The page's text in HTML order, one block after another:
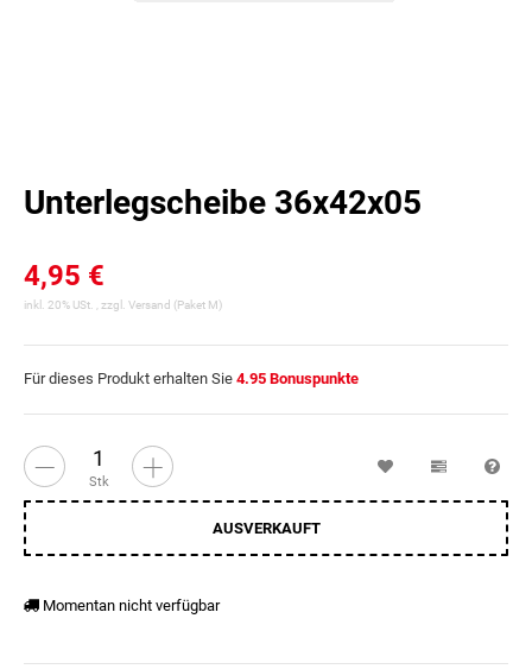
Unterlegscheibe 36x42x05
4,95 €
inkl. 20% USt. , zzgl. Versand (Paket M)
Für dieses Produkt erhalten Sie 4.95 Bonuspunkte
Stk
AUSVERKAUFT
Momentan nicht verfügbar
Wunschzettel